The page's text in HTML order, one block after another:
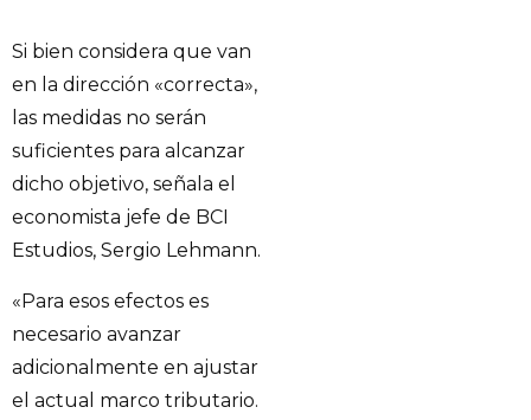
Si bien considera que van
en la dirección «correcta»,
las medidas no serán
suficientes para alcanzar
dicho objetivo, señala el
economista jefe de BCI
Estudios, Sergio Lehmann.
«Para esos efectos es
necesario avanzar
adicionalmente en ajustar
el actual marco tributario.